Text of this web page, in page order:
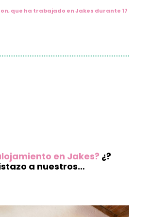
que ha trabajado en Jakes durante 17
en Jakes? ¿?
a nuestros…